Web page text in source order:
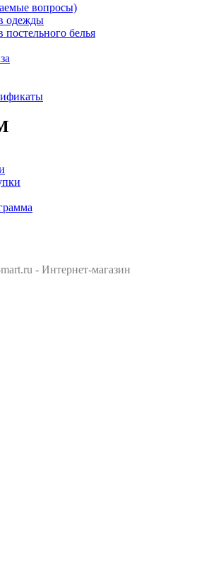
вопросы)
одежды
постельного белья
- Интернет-магазин